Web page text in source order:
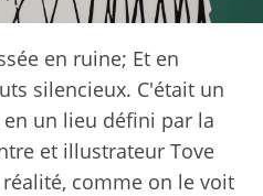
en ruine; Et en
silencieux. C'était un
un lieu défini par la
et illustrateur Tove
comme on le voit